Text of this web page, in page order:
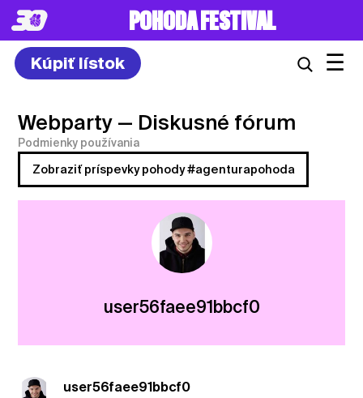
POHODA FESTIVAL
Kúpiť lístok ☰
Webparty — Diskusné fórum
Podmienky používania
Zobraziť príspevky pohody #agenturapohoda
user56faee91bbcf0
user56faee91bbcf0